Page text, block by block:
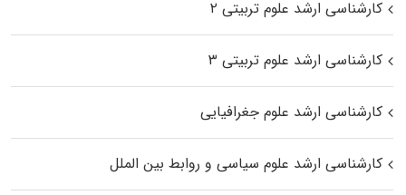
کارشناسی ارشد علوم تربیتی ۲
کارشناسی ارشد علوم تربیتی ۳
کارشناسی ارشد علوم جغرافیایی
کارشناسی ارشد علوم سیاسی و روابط بین الملل